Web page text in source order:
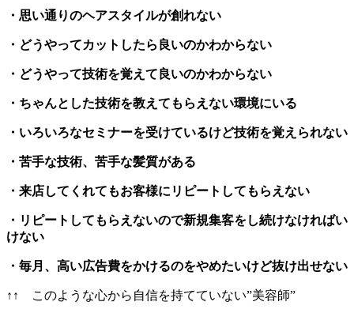
・思い通りのヘアスタイルが創れない
・どうやってカットしたら良いのかわからない
・どうやって技術を覚えて良いのかわからない
・ちゃんとした技術を教えてもらえない環境にいる
・いろいろなセミナーを受けているけど技術を覚えられない
・苦手な技術、苦手な髪質がある
・来店してくれてもお客様にリピートしてもらえない
・リピートしてもらえないので新規集客をし続けなければい
けない
・毎月、高い広告費をかけるのをやめたいけど抜け出せない
↑↑ このような心から自信を持てていない”美容師”